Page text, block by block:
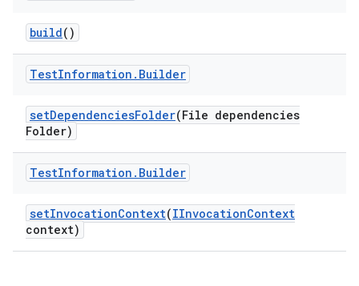
build()
TestInformation . Builder
setDependenciesFolder(File dependencies
Folder)
TestInformation . Builder
setInvocationContext(IInvocationContext
context)